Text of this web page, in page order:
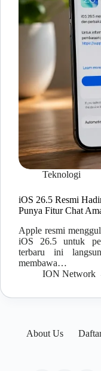
Teknologi
iOS 26.5 Resmi
Punya Fitur Chat
Apple resmi
iOS 26.5 untuk
terbaru ini
membawa…
ION Network
About Us